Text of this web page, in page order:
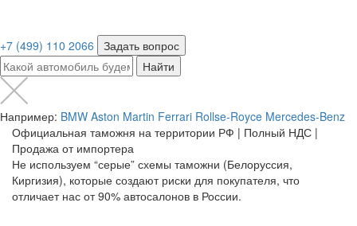
+7 (499) 110 2066
Задать вопрос
Найти
Например: BMW Aston Martin Ferrari Rollse-Royce Mercedes-Benz
Официальная таможня на территории РФ | Полный НДС |
Продажа от импортера
Не используем “серые” схемы таможни (Белоруссия,
Киргизия), которые создают риски для покупателя, что
отличает нас от 90% автосалонов в России.